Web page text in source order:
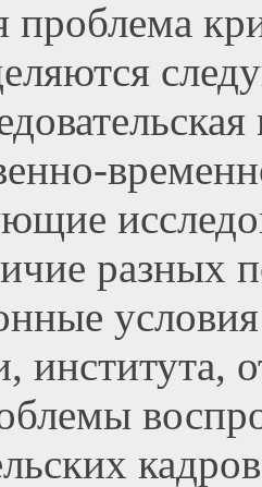
проблема
разных
института,